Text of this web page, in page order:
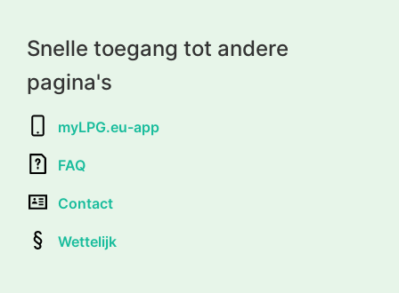
Snelle toegang tot andere
pagina's
myLPG.eu-app
FAQ
Contact
Wettelijk